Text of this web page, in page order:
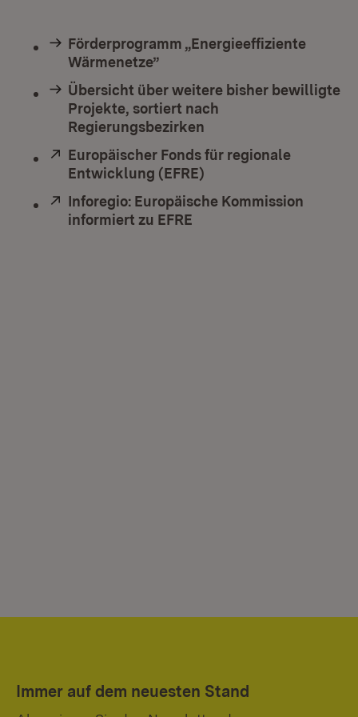
Förderprogramm „Energieeffiziente
Wärmenetze”
Übersicht über weitere bisher bewilligte
Projekte, sortiert nach
Regierungsbezirken
Extern:
Europäischer Fonds für regionale
Entwicklung (EFRE)
Extern:
Inforegio: Europäische Kommission
informiert zu EFRE
Immer auf dem neuesten Stand